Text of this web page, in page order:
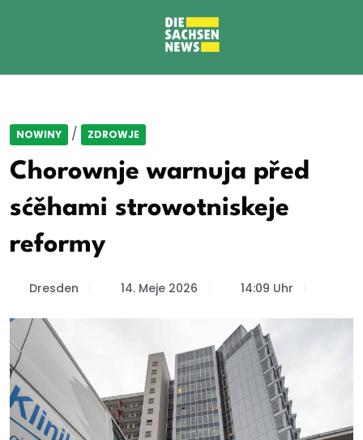
NOWINY / ZDROWJE
Chorownje warnuja před
sćěhami strowotniskeje
reformy
Dresden 14. Meje 2026 14:09 Uhr